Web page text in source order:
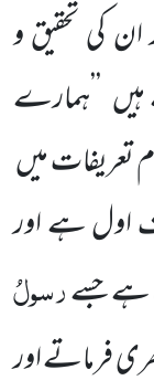
کی تحقیق و
’’ہمارے
تعریفات میں
اول ہے اور
ہے جسےرسولُ
فرماتےاور